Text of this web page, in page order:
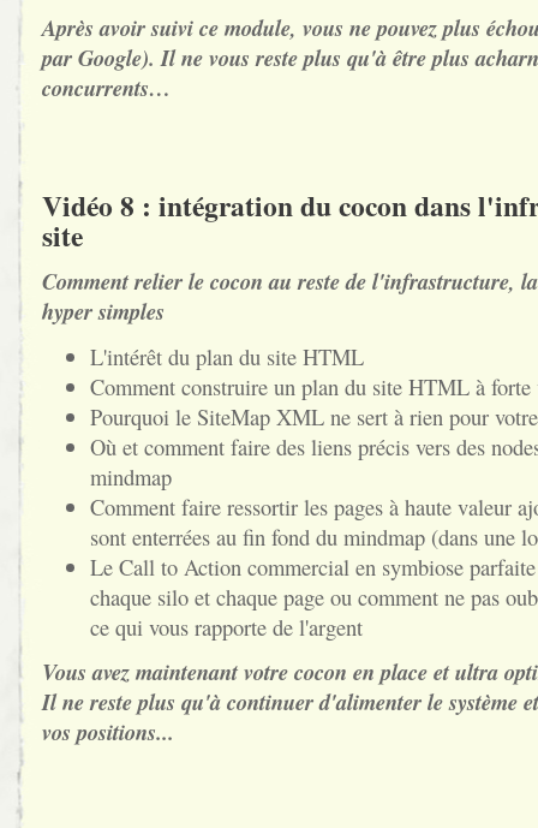
Après avoir suivi ce module, vous ne pouvez plus
par Google). Il ne vous reste plus qu'à être plus
concurrents…
Vidéo 8 : intégration du cocon dans
site
Comment relier le cocon au reste de l'infrastructure,
hyper simples
L'intérêt du plan du site HTML
Comment construire un plan du site HTML à forte
Pourquoi le SiteMap XML ne sert à rien pour
Où et comment faire des liens précis vers des
mindmap
Comment faire ressortir les pages à haute valeur
sont enterrées au fin fond du mindmap (dans une
Le Call to Action commercial en symbiose
chaque silo et chaque page ou comment ne pas
ce qui vous rapporte de l'argent
Vous avez maintenant votre cocon en place et ultra
Il ne reste plus qu'à continuer d'alimenter le système
vos positions...